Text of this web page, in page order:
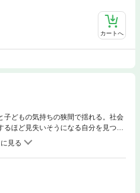
カートへ
子どもの気持ちの狭間で揺れる。社会
るほど見失いそうになる自分を見つめ
賞受賞。